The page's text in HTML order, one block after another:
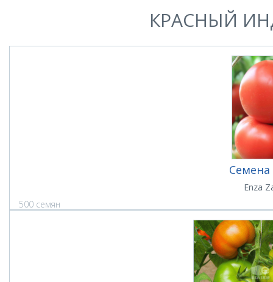
КРАСНЫЙ
Семена
Enza
500 семян